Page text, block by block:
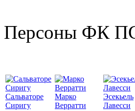
Персоны ФК
Сальваторе
Сиригу
Марко
Верратти
Эсекьель
Лавесси